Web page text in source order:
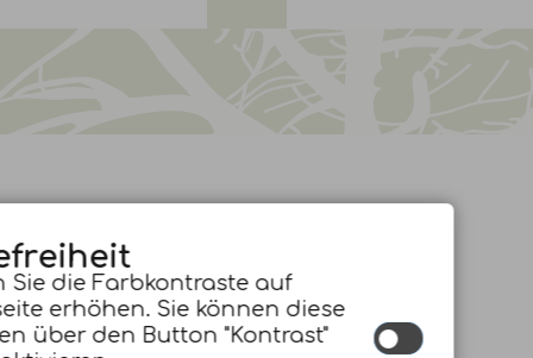
Sie die Farbkontraste auf
erhöhen. Sie können diese
über den Button "Kontrast"